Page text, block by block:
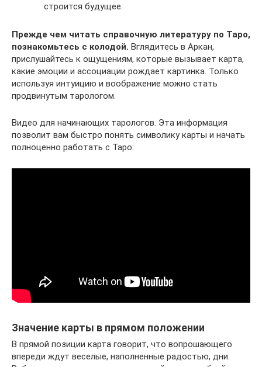
строится будущее.
Прежде чем читать справочную литературу по Таро,
познакомьтесь с колодой. Вглядитесь в Аркан,
прислушайтесь к ощущениям, которые вызывает карта,
какие эмоции и ассоциации рождает картинка. Только
используя интуицию и воображение можно стать
продвинутым тарологом.
Видео для начинающих тарологов. Эта информация
позволит вам быстро понять символику карты и начать
полноценно работать с Таро:
Значение карты в прямом положении
В прямой позиции карта говорит, что вопрошающего
впереди ждут веселые, наполненные радостью, дни.